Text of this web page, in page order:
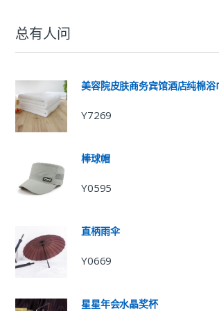
总有人问
美容院皮肤商务宾馆酒店纯棉浴
Y7269
棒球帽
Y0595
直柄雨伞
Y0669
星星年会水晶奖杯